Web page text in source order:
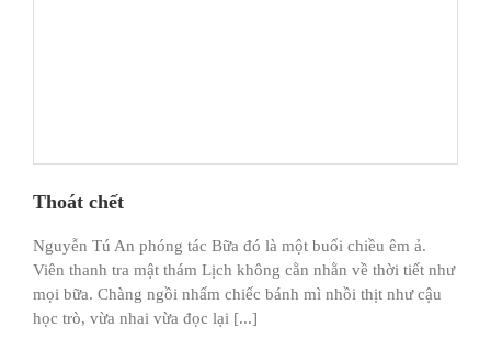
Thoát chết
Nguyễn Tú An phóng tác Bữa đó là một buổi chiều êm ả.
Viên thanh tra mật thám Lịch không cằn nhằn về thời tiết như
mọi bữa. Chàng ngồi nhấm chiếc bánh mì nhồi thịt như cậu
học trò, vừa nhai vừa đọc lại [...]